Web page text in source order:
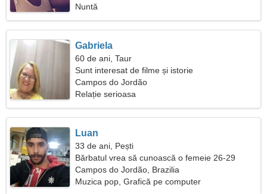
Nuntă
Gabriela
60 de ani, Taur
Sunt interesat de filme și istorie
Campos do Jordão
Relație serioasa
Luan
33 de ani, Pești
Bărbatul vrea să cunoască o femeie 26-29
Campos do Jordão, Brazilia
Muzica pop, Grafică pe computer